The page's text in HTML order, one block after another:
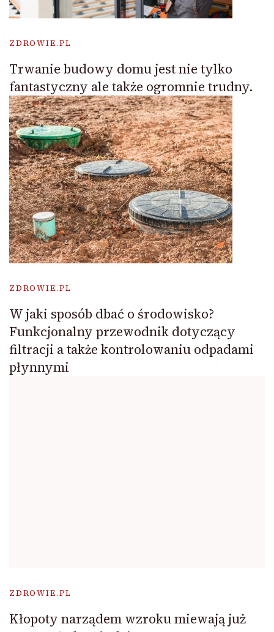
ZDROWIE.PL
Trwanie budowy domu jest nie tylko
fantastyczny ale także ogromnie trudny.
ZDROWIE.PL
W jaki sposób dbać o środowisko?
Funkcjonalny przewodnik dotyczący
filtracji a także kontrolowaniu odpadami
płynnymi
ZDROWIE.PL
Kłopoty narządem wzroku miewają już